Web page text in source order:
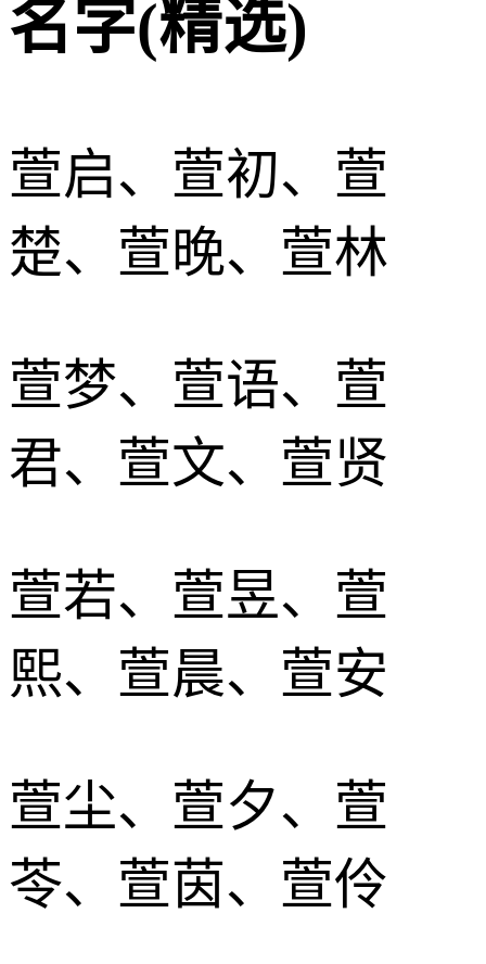
名字(精选)
萱启、萱初、萱
楚、萱晚、萱林
萱梦、萱语、萱
君、萱文、萱贤
萱若、萱昱、萱
熙、萱晨、萱安
萱尘、萱夕、萱
苓、萱茵、萱伶